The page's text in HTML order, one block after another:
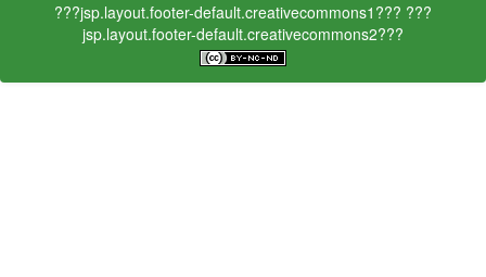
???jsp.layout.footer-default.creativecommons1??? ???
jsp.layout.footer-default.creativecommons2???